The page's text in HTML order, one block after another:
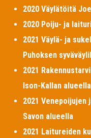
2020 Väylätöitä
2020 Poiju- ja
2021 Väylä- ja
Puhoksen
2021
Ison-Kallan alueella
2021
Savon alueella
2021 Laitureiden